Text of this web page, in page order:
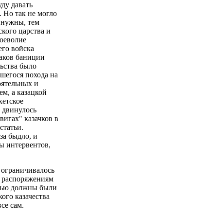
давать
так не могло
нужны, тем
царства и
войска
баниции
было
похода на
и
а казацкой
казачков в
быдло, и
интервентов,
распоряжениям
должны были
казачества
сам.